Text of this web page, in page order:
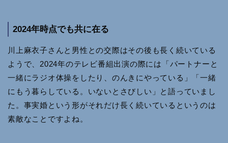
2024年時点でも共に在る
川上麻衣子さんと男性との交際はその後も長く続いている
ようで、2024年のテレビ番組出演の際には「パートナーと
一緒にラジオ体操をしたり、のんきにやっている」「一緒
にもう暮らしている。いないとさびしい」と語っていまし
た。事実婚という形がそれだけ長く続いているというのは
素敵なことですよね。